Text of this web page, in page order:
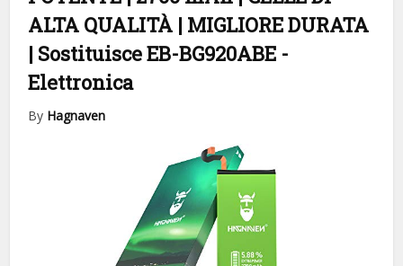
ALTA QUALITÀ | MIGLIORE DURATA
| Sostituisce EB-BG920ABE -
Elettronica
By Hagnaven